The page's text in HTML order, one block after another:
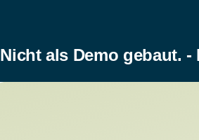
Nicht als Demo gebaut. -